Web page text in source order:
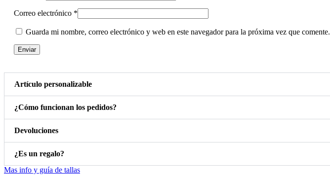
Correo electrónico *
Guarda mi nombre, correo electrónico y web en este navegador para la próxima vez que comente.
Artículo personalizable
¿Cómo funcionan los pedidos?
Devoluciones
¿Es un regalo?
Mas info y guía de tallas